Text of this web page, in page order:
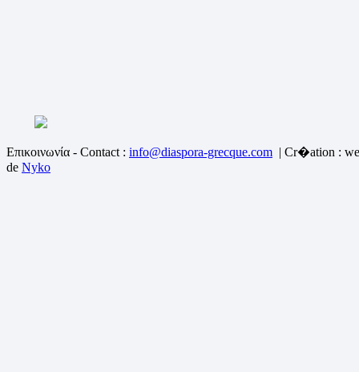
Επικοινωνία - Contact : info@diaspora-grecque.com | Cr�ation :
de Nyko